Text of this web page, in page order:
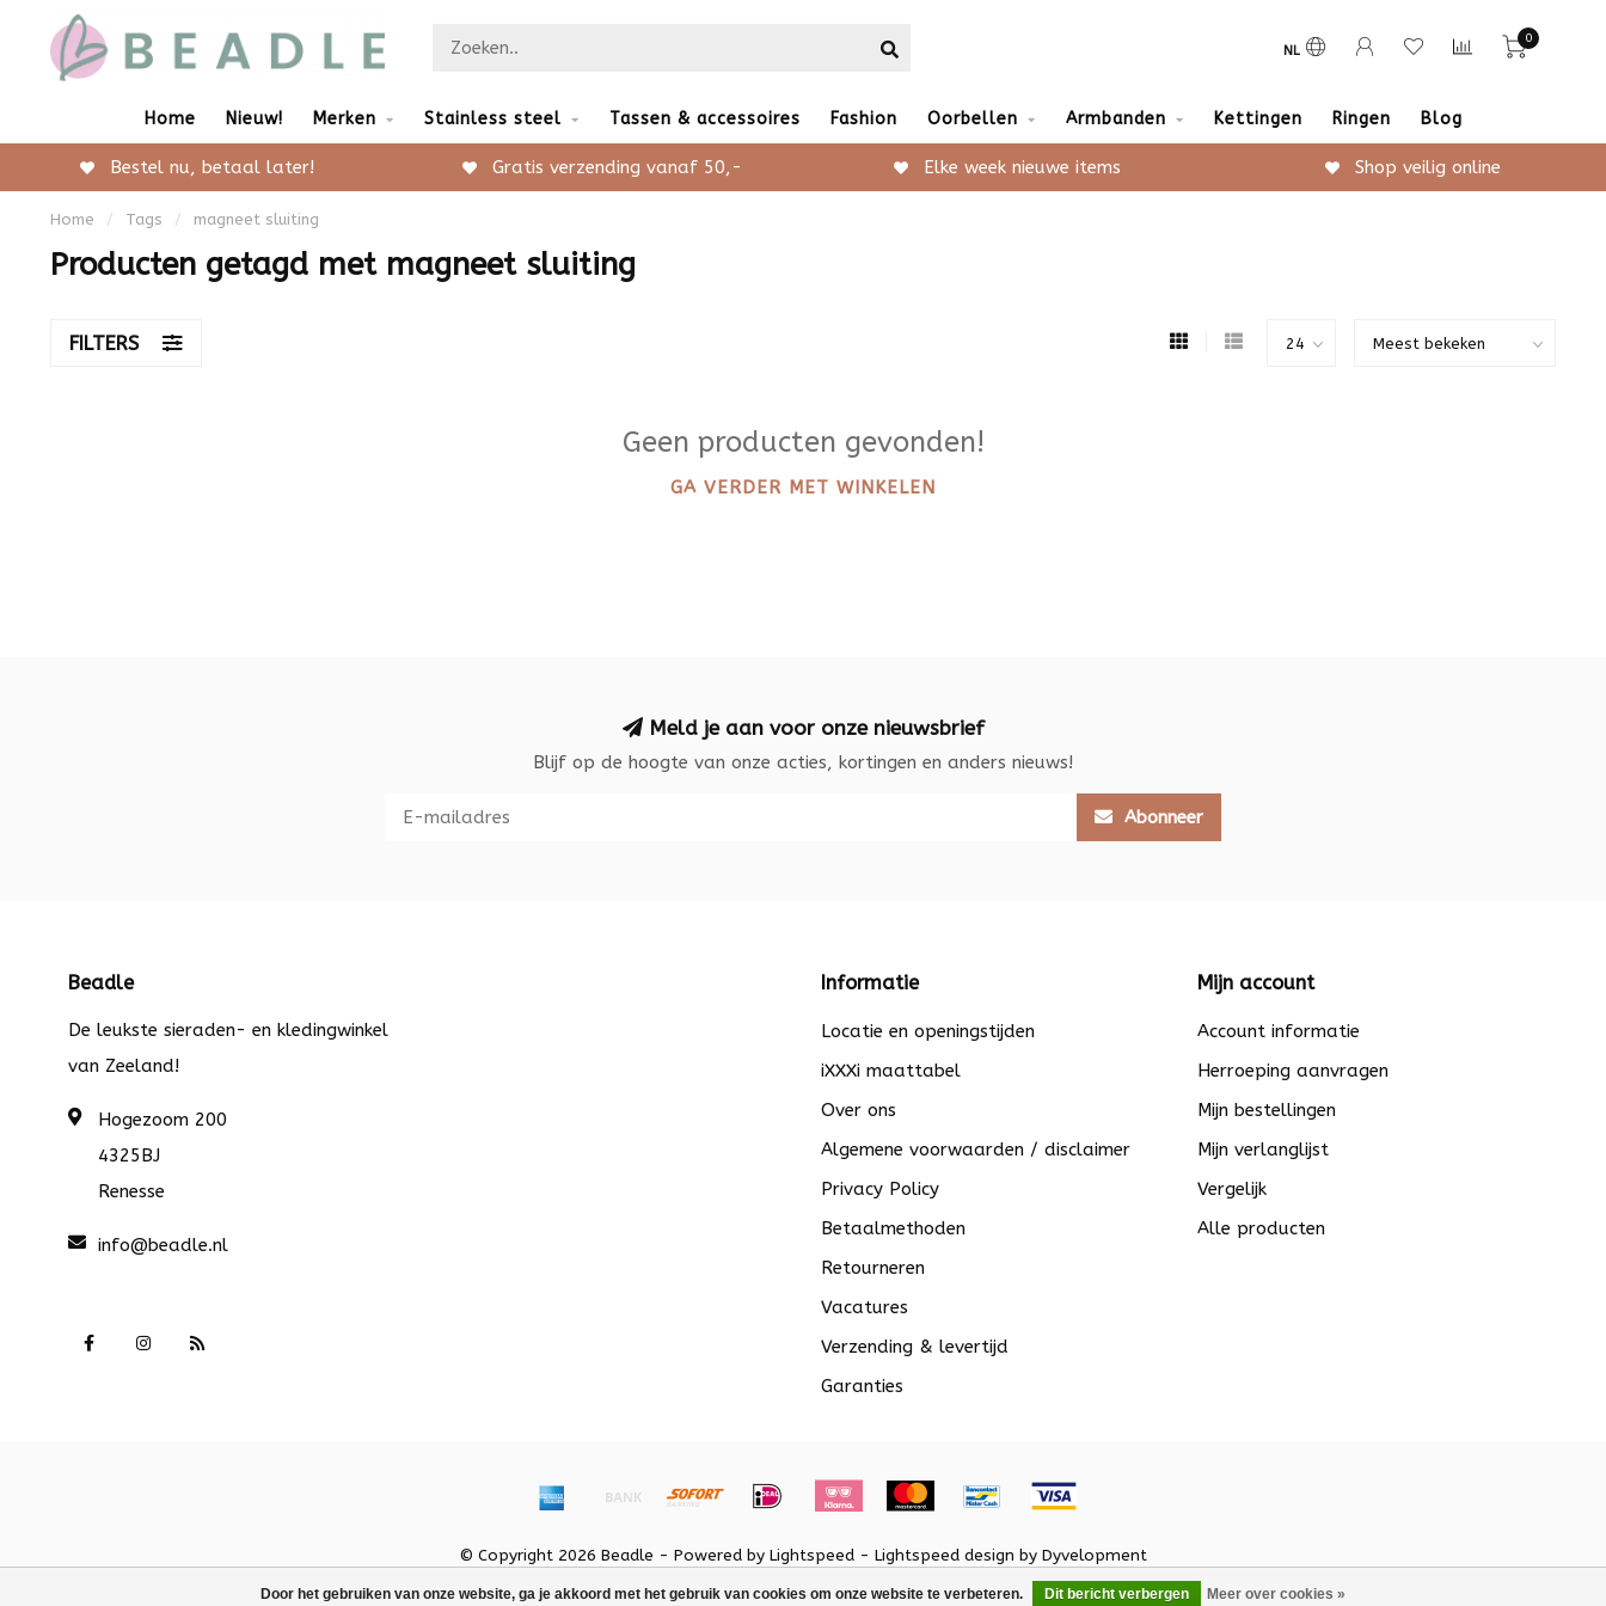
NL
0
Home Nieuw! Merken Stainless steel Tassen & accessoires Fashion Oorbellen Armbanden Kettingen Ringen Blog
Bestel nu, betaal later! Gratis verzending vanaf 50,- Elke week nieuwe items Shop veilig online
Home / Tags / magneet sluiting
Producten getagd met magneet sluiting
FILTERS
Geen producten gevonden!
GA VERDER MET WINKELEN
Door het gebruiken van onze website, ga je akkoord met het gebruik van cookies om onze website te verbeteren. Dit bericht verbergen Meer over cookies »
Meld je aan voor onze nieuwsbrief
Blijf op de hoogte van onze acties, kortingen en anders nieuws!
Abonneer
Beadle
De leukste sieraden- en kledingwinkel
van Zeeland!
Hogezoom 200
4325BJ
Renesse
info@beadle.nl
Informatie
Locatie en openingstijden
iXXXi maattabel
Over ons
Algemene voorwaarden / disclaimer
Privacy Policy
Betaalmethoden
Retourneren
Vacatures
Verzending & levertijd
Garanties
Mijn account
Account informatie
Herroeping aanvragen
Mijn bestellingen
Mijn verlanglijst
Vergelijk
Alle producten
© Copyright 2026 Beadle - Powered by Lightspeed - Lightspeed design by Dyvelopment